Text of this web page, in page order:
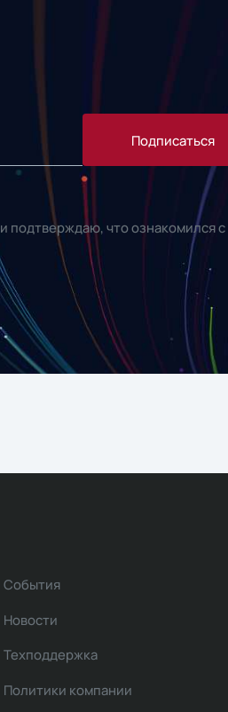
Подписаться
и подтверждаю, что ознакомился с
События
Новости
Техподдержка
Политики компании